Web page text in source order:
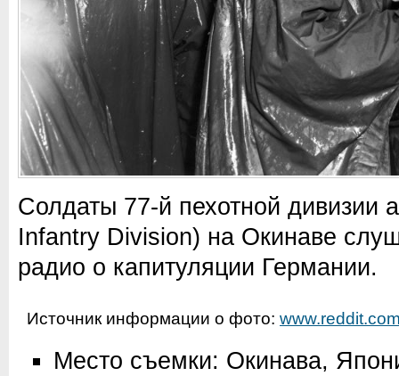
Солдаты 77-й пехотной
Infantry Division) на Окинаве
радио о капитуляции Германии.
Источник информации о фото:
Место съемки: Окинава,